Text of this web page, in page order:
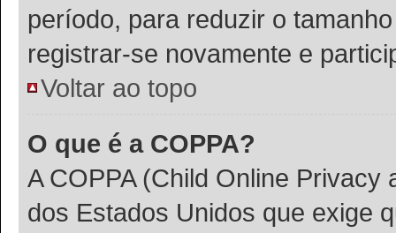
período, para reduzir o
registrar-se novamente e
Voltar ao topo
O que é a COPPA?
A COPPA (Child Online
dos Estados Unidos que exige